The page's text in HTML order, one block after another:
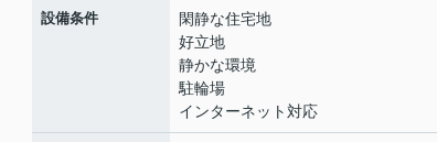
設備条件
閑静な住宅地
好立地
静かな環境
駐輪場
インターネット対応